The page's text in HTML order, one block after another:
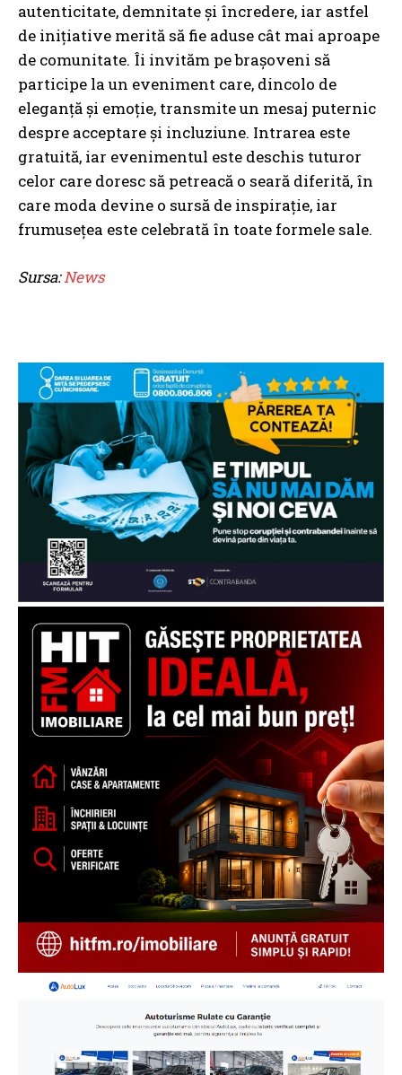
autenticitate, demnitate și încredere, iar astfel
de inițiative merită să fie aduse cât mai aproape
de comunitate. Îi invităm pe brașoveni să
participe la un eveniment care, dincolo de
eleganță și emoție, transmite un mesaj puternic
despre acceptare și incluziune. Intrarea este
gratuită, iar evenimentul este deschis tuturor
celor care doresc să petreacă o seară diferită, în
care moda devine o sursă de inspirație, iar
frumusețea este celebrată în toate formele sale.
Sursa:News